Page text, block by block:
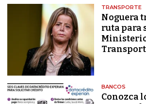
TRANSPORTE
Noguera
ruta para
BANCOS
Conozca